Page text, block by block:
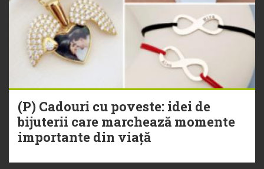
(P) Cadouri cu poveste: idei de
bijuterii care marchează momente
importante din viață